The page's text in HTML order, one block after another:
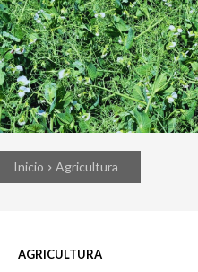
Inicio Agricultura
AGRICULTURA